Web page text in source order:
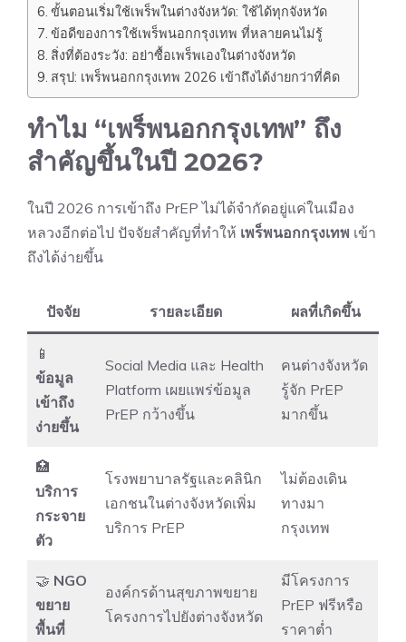
ขั้นตอนเริ่มใช้เพร็พในต่างจังหวัด: ใช้ได้ทุกจังหวัด
ข้อดีของการใช้เพร็พนอกกรุงเทพ ที่หลายคนไม่รู้
สิ่งที่ต้องระวัง: อย่าซื้อเพร็พเองในต่างจังหวัด
สรุป: เพร็พนอกกรุงเทพ 2026 เข้าถึงได้ง่ายกว่าที่คิด
ทำไม “เพร็พนอกกรุงเทพ” ถึง
สำคัญขึ้นในปี 2026?
ในปี 2026 การเข้าถึง PrEP ไม่ได้จำกัดอยู่แค่ในเมือง
หลวงอีกต่อไป ปัจจัยสำคัญที่ทำให้ เพร็พนอกกรุงเทพ เข้า
ถึงได้ง่ายขึ้น
ปัจจัย รายละเอียด ผลที่เกิดขึ้น
📱
ข้อมูล
เข้าถึง
ง่ายขึ้น
Social Media และ Health
Platform เผยแพร่ข้อมูล
PrEP กว้างขึ้น
คนต่างจังหวัด
รู้จัก PrEP
มากขึ้น
🏥
บริการ
กระจาย
ตัว
โรงพยาบาลรัฐและคลินิก
เอกชนในต่างจังหวัดเพิ่ม
บริการ PrEP
ไม่ต้องเดิน
ทางมา
กรุงเทพ
🤝 NGO
ขยาย
พื้นที่
องค์กรด้านสุขภาพขยาย
โครงการไปยังต่างจังหวัด
มีโครงการ
PrEP ฟรีหรือ
ราคาต่ำ